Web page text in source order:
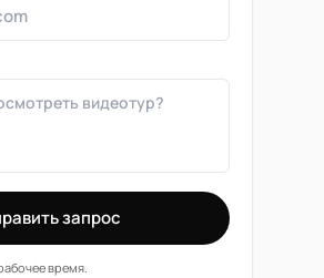
запрос
время.